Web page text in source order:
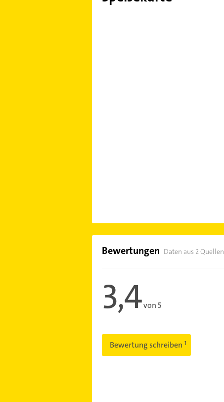
Bewertungen Daten aus 2 Quellen
3,4von 5
Bewertung schreiben